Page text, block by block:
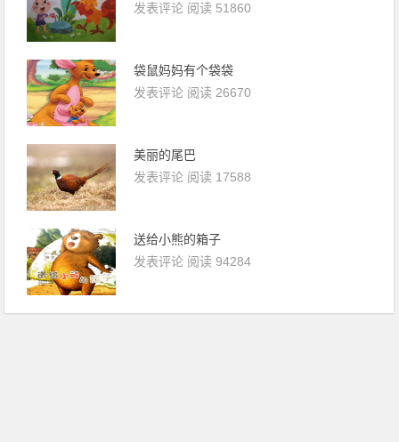
发表评论 阅读 51860
袋鼠妈妈有个袋袋
发表评论 阅读 26670
美丽的尾巴
发表评论 阅读 17588
送给小熊的箱子
发表评论 阅读 94284